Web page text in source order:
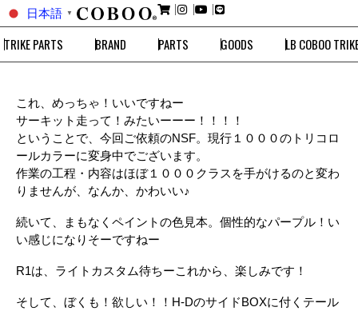
日本語 ▼
TRIKE PARTS BRAND PARTS GOODS LB COBOO
これ、めっちゃ！いいですねー
サーキット走って！みたいーーー！！！！
ということで、今回ご依頼のNSF。現行１０００のトリコロ
ールカラーに変身中でございます。
作業の工程・内容はほぼ１０００クラスを手がけるのと変わ
りませんが、なんか、かわいい♪
続いて、まもなくペイントの色見本。個性的なパープル！い
い感じになりそーですねー
R1は、ライトカスタム待ちーこれから、楽しみです！
そして、ぼくも！欲しい！！H-DのサイドBOXに付くテール